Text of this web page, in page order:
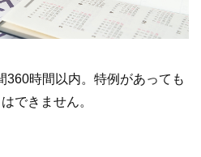
360時間以内。特例があっても
できません。